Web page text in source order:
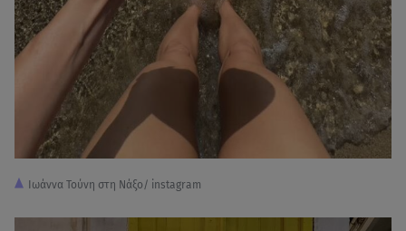
Ιωάννα Τούνη στη Νάξο/ instagram